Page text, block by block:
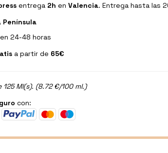
entrega 2h en Valencia. Entrega hasta las
Península
24-48 horas
a partir de 65€
125 Ml(s). (8.72 €/100 ml.)
con: